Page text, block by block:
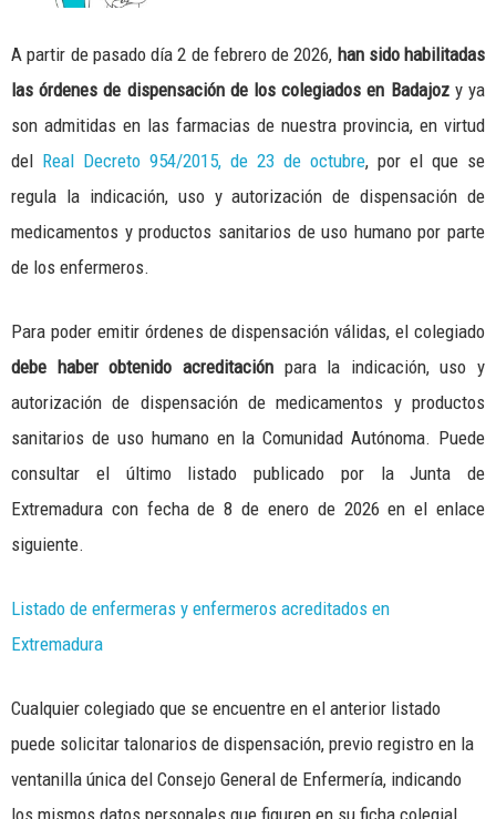
A partir de pasado día 2 de febrero de 2026, han sido habilitadas
las órdenes de dispensación de los colegiados en Badajozy ya
son admitidas en las farmacias de nuestra provincia, en virtud
del Real Decreto 954/2015, de 23 de octubre, por el que se
regula la indicación, uso y autorización de dispensación de
medicamentos y productos sanitarios de uso humano por parte
de los enfermeros.
Para poder emitir órdenes de dispensación válidas, el colegiado
debe haber obtenido acreditaciónpara la indicación, uso y
autorización de dispensación de medicamentos y productos
sanitarios de uso humano en la Comunidad Autónoma. Puede
consultar el último listado publicado por la Junta de
Extremadura con fecha de 8 de enero de 2026 en el enlace
siguiente.
Listado de enfermeras y enfermeros acreditados en
Extremadura
Cualquier colegiado que se encuentre en el anterior listado
puede solicitar talonarios de dispensación, previo registro en la
ventanilla única del Consejo General de Enfermería, indicando
los mismos datos personales que figuren en su ficha colegial.